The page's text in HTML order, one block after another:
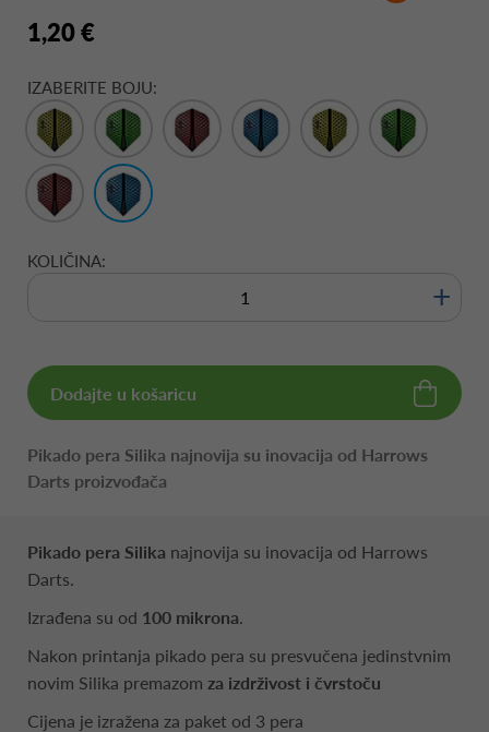
1,20 €
IZABERITE BOJU:
KOLIČINA:
+
Dodajte u košaricu
Pikado pera Silika najnovija su inovacija od Harrows
Darts proizvođača
Pikado pera Silika najnovija su inovacija od Harrows
Darts.
Izrađena su od 100 mikrona.
Nakon printanja pikado pera su presvučena jedinstvnim
novim Silika premazom za izdrživost i čvrstoču
Cijena je izražena za paket od 3 pera